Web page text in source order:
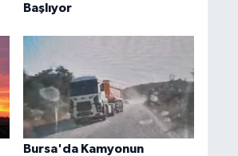
Başlıyor
Bursa'da Kamyonun